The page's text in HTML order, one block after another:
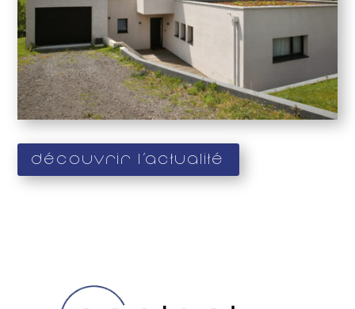
Découvrir l'actualité